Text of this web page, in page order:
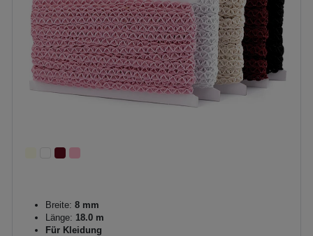
Breite: 8 mm
Länge: 18.0 m
Für Kleidung